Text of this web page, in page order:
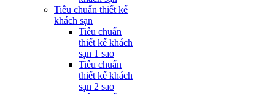
Tiêu chuẩn thiết kế
khách sạn
Tiêu chuẩn
thiết kế khách
sạn 1 sao
Tiêu chuẩn
thiết kế khách
sạn 2 sao